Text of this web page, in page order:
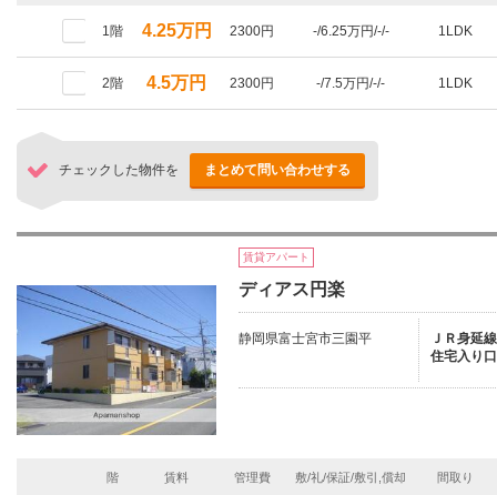
1階 4.25万円 2300円 -/6.25万円/-/- 1LDK
2階 4.5万円 2300円 -/7.5万円/-/- 1LDK
チェックした物件を まとめて問い合わせする
賃貸アパート
ディアス円楽
静岡県富士宮市三園平
ＪＲ身延
住宅入り
階 賃料 管理費 敷/礼/保証/敷引,償却 間取り